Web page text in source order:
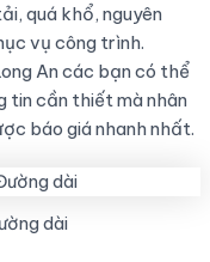
quá khổ, nguyên
vụ công trình.
An các bạn có thể
tin cần thiết mà nhân
báo giá nhanh nhất.
dài